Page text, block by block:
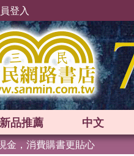
登入
新品推薦 中文
金，消費購書更貼心